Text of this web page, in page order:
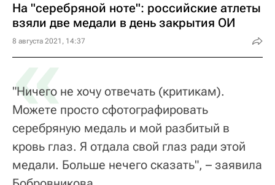
На "серебряной ноте": российские атлеты
взяли две медали в день закрытия ОИ
8 августа 2021, 14:37
«
"Ничего не хочу отвечать (критикам).
Можете просто сфотографировать
серебряную медаль и мой разбитый в
кровь глаз. Я отдала свой глаз ради этой
медали. Больше нечего сказать", – заявила